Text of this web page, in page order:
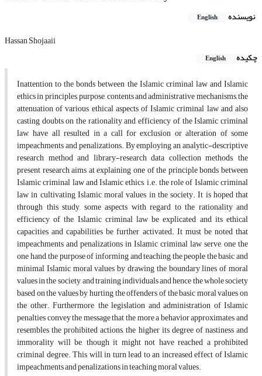
نویسنده English
Hassan Shojaaii
چکیده
English
Inattention to the bonds between the Islamic criminal law and Islamic
ethics in principles, purpose, contents and administrative mechanisms, the
attenuation of various ethical aspects of Islamic criminal law and also
casting doubts on the rationality and efficiency of the Islamic criminal
law, have all resulted in a call for exclusion or alteration of some
impeachments and penalizations. By employing an analytic-descriptive
research method and library-research data collection methods, the
present research aims at explaining one of the principle bonds between
Islamic criminal law and Islamic ethics, i.e. the role of Islamic criminal
law in cultivating Islamic moral values in the society. It is hoped that
through this study, some aspects with regard to the rationality and
efficiency of the Islamic criminal law be explicated and its ethical
capacities and capabilities be further activated. It must be noted that
impeachments and penalizations in Islamic criminal law serve, one the
one hand, the purpose of informing and teaching the people the basic and
minimal Islamic moral values by drawing the boundary lines of moral
values in the society, and training individuals and hence the whole society
based on the values by hurting the offenders of the basic moral values on
the other. Furthermore, the legislation and administration of Islamic
penalties convey the message that the more a behavior approximates and
resembles the prohibited actions, the higher its degree of nastiness and
immorality will be, though it might not have reached a prohibited
criminal degree. This will in turn lead to an increased effect of Islamic
impeachments and penalizations in teaching moral values.